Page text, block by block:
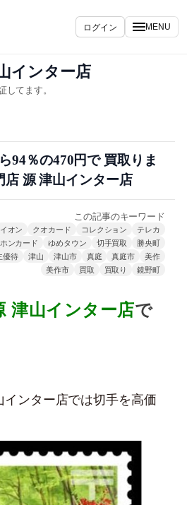
ログイン MENU
インター店
てます。
94％の470円で 買取りま
店 源 津山インター店
この記事のキーワード
イオン クオカード コレクション
テレカ
ンカード ゆめタウン 切手買取
勝央町
優待 津山 津山市 真庭 真庭市
美作
美作市
買取 買取り 鏡野町
津山インター店で
ンター店では切手を高価